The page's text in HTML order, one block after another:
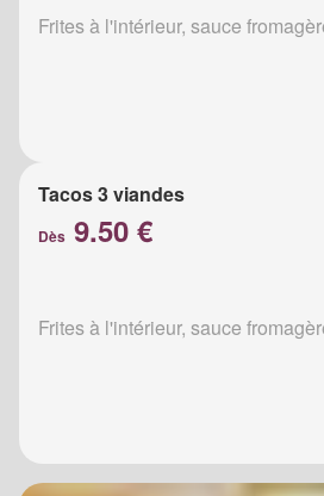
Frites à l'intérieur, sauce
Tacos 3 viandes
Dès 9.50 €
Frites à l'intérieur, sauce